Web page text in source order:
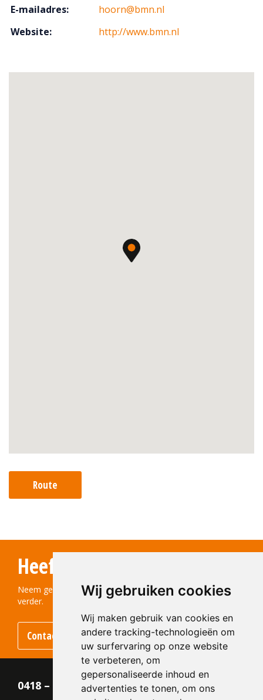
Wij gebruiken cookies
Wij maken gebruik van cookies en
andere tracking-technologieën om
uw surfervaring op onze website
te verbeteren, om
gepersonaliseerde inhoud en
advertenties te tonen, om ons
E-mailadres:
hoorn@bmn.nl
Website:
http://www.bmn.nl
Route
Heeft u vragen?
Neem gerust contact met ons op! We helpen u graag
verder.
Contact opnemen
0418 – 55 22 21